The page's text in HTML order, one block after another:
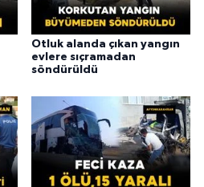
Otluk alanda çıkan yangın
evlere sıçramadan
söndürüldü